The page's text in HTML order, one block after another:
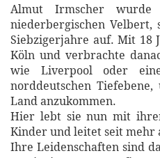
Almut Irmscher
niederbergischen Velbert,
Siebzigerjahre auf. Mit 18
Köln und verbrachte
wie Liverpool oder
norddeutschen
Land anzukommen.
Hier lebt sie nun mit
Kinder und leitet seit mehr
Ihre Leidenschaften sind